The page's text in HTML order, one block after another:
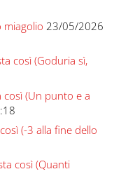
miagolio 23/05/2026
così (Goduria sì,
così (Un punto e a
(-3 alla fine dello
così (Quanti